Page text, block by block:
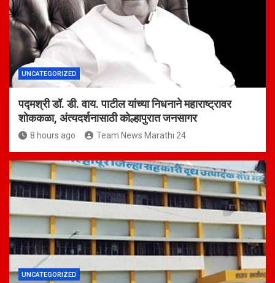
UNCATEGORIZED
पद्मश्री डॉ. डी. वाय. पाटील यांच्या निधनाने महाराष्ट्रावर
शोककळा, अंत्यदर्शनासाठी कोल्हापुरात जनसागर
8 hours ago Team News Marathi 24
UNCATEGORIZED